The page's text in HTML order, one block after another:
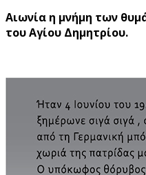
Αιωνία η μνήμη των
του Αγίου Δημητρίου.